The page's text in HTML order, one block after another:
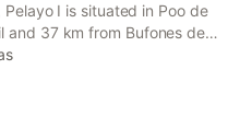
I is situated in Poo de
and 37 km from Bufones de